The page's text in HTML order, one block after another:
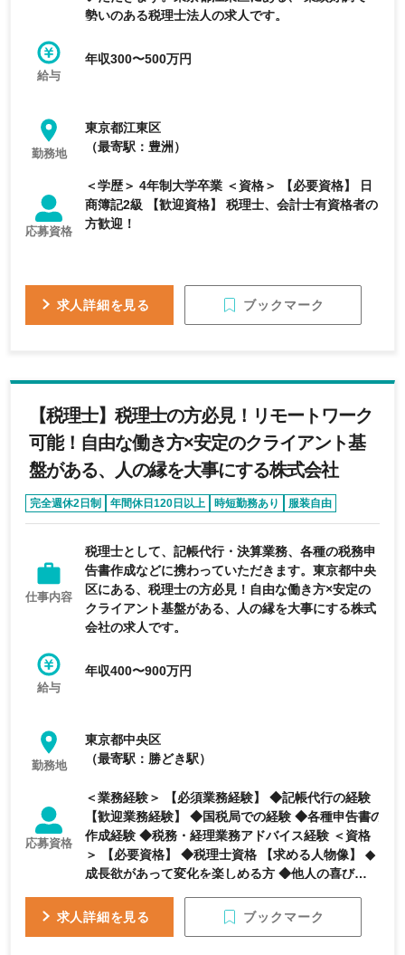
勢いのある税理士法人の求人です。
給与
年収300〜500万円
勤務地
東京都江東区
（最寄駅：豊洲）
応募資格
＜学歴＞ 4年制大学卒業 ＜資格＞ 【必要資格】 日
商簿記2級 【歓迎資格】 税理士、会計士有資格者の
方歓迎！
求人詳細を見る ブックマーク
【税理士】税理士の方必見！リモートワーク
可能！自由な働き方×安定のクライアント基
盤がある、人の縁を大事にする株式会社
完全週休2日制 年間休日120日以上 時短勤務あり
服装自由
経験者優遇
仕事内容
税理士として、記帳代行・決算業務、各種の税務申
告書作成などに携わっていただきます。東京都中央
区にある、税理士の方必見！自由な働き方×安定の
クライアント基盤がある、人の縁を大事にする株式
会社の求人です。
給与
年収400〜900万円
勤務地
東京都中央区
（最寄駅：勝どき駅）
応募資格
＜業務経験＞ 【必須業務経験】 ◆記帳代行の経験
【歓迎業務経験】 ◆国税局での経験 ◆各種申告書の
作成経験 ◆税務・経理業務アドバイス経験 ＜資格
＞ 【必要資格】 ◆税理士資格 【求める人物像】 ◆
成長欲があって変化を楽しめる方 ◆他人の喜びを自
入れられる素直な方
求人詳細を見る ブックマーク